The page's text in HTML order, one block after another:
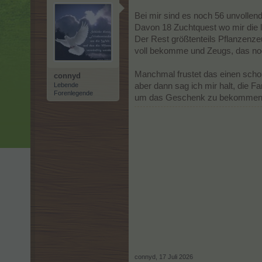
connyd
Lebende
Forenlegende
Bei mir sind es noch 56
Davon 18 Zuchtquest wo mir die
Der Rest größtenteils
voll bekomme und Zeugs, das
Manchmal frustet das einen
aber dann sag ich mir halt, die
um das Geschenk zu
connyd 17 Juli 2026